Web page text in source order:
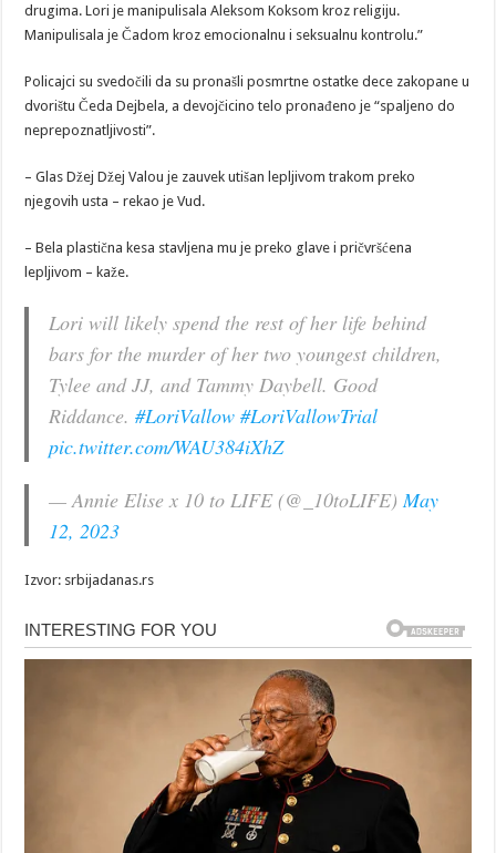
drugima. Lori je manipulisala Aleksom Koksom kroz religiju.
Manipulisala je Čadom kroz emocionalnu i seksualnu kontrolu.”
Policajci su svedočili da su pronašli posmrtne ostatke dece zakopane u
dvorištu Čeda Dejbela, a devojčicino telo pronađeno je “spaljeno do
neprepoznatljivosti”.
– Glas Džej Džej Valou je zauvek utišan lepljivom trakom preko
njegovih usta – rekao je Vud.
– Bela plastična kesa stavljena mu je preko glave i pričvršćena
lepljivom – kaže.
Lori will likely spend the rest of her life behind
bars for the murder of her two youngest children,
Tylee and JJ, and Tammy Daybell. Good
Riddance.#LoriVallow #LoriVallowTrial
pic.twitter.com/WAU384iXhZ
— Annie Elise x 10 to LIFE (@_10toLIFE) May
12, 2023
Izvor: srbijadanas.rs